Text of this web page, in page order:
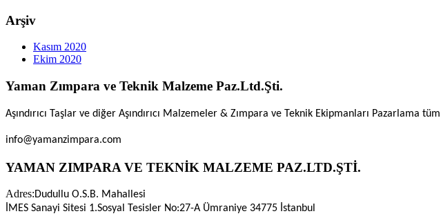
Arşiv
Kasım 2020
Ekim 2020
Yaman Zımpara ve Teknik Malzeme Paz.Ltd.Şti.
Aşındırıcı Taşlar ve diğer Aşındırıcı Malzemeler & Zımpara ve Teknik Ekipmanları
info@yamanzimpara.com
YAMAN ZIMPARA VE TEKNİK MALZEME PAZ.LTD.ŞTİ.
Adres:Dudullu O.S.B. Mahallesi
İMES Sanayi Sitesi 1.Sosyal Tesisler No:27-A Ümraniye 34775 İstanbul